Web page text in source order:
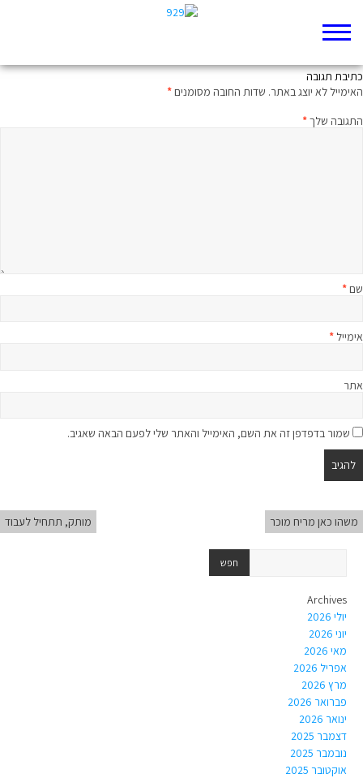
כתיבת תגובה
האימייל לא יוצג באתר. שדות החובה מסומנים*
התגובה שלך*
שם*
אימייל *
אתר
שמור בדפדפן זה את השם, האימייל והאתר שלי לפעם הבאה שאגיב.
משהו כאן מריח מוכר מותק, תתחיל לעבוד
Archives
יולי 2026
יוני 2026
מאי 2026
אפריל 2026
מרץ 2026
פברואר 2026
ינואר 2026
דצמבר 2025
נובמבר 2025
אוקטובר 2025